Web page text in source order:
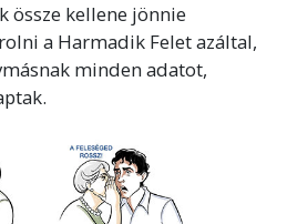
össze kellene jönnie
a Harmadik Felet azáltal,
minden adatot,